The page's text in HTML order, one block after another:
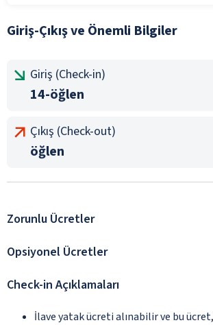
Giriş-Çıkış ve Önemli Bilgiler
Giriş (Check-in)
14-öğlen
Çıkış (Check-out)
öğlen
Zorunlu Ücretler
Opsiyonel Ücretler
Check-in Açıklamaları
İlave yatak ücreti alınabilir ve bu